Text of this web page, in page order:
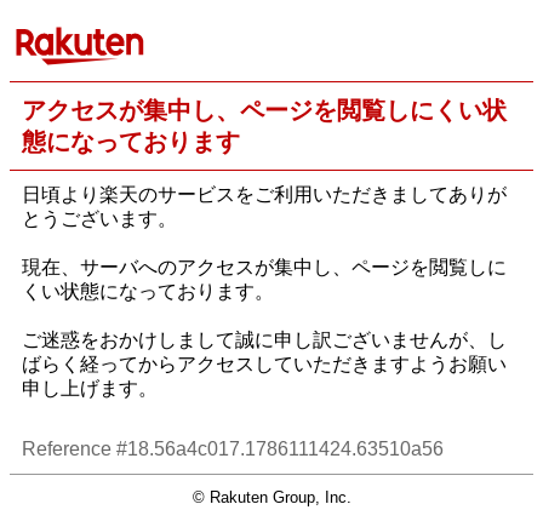
アクセスが集中し、ページを閲覧しにくい状
態になっております
日頃より楽天のサービスをご利用いただきましてありが
とうございます。
現在、サーバへのアクセスが集中し、ページを閲覧しに
くい状態になっております。
ご迷惑をおかけしまして誠に申し訳ございませんが、し
ばらく経ってからアクセスしていただきますようお願い
申し上げます。
Reference #18.56a4c017.1786111424.63510a56
© Rakuten Group, Inc.